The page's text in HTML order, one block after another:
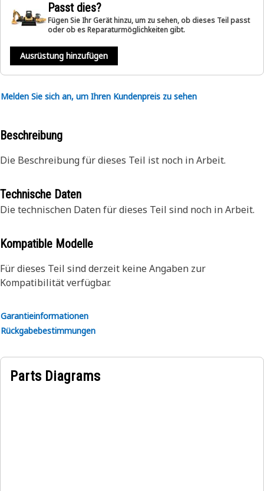
Passt dies?
Fügen Sie Ihr Gerät hinzu, um zu sehen, ob dieses Teil passt
oder ob es Reparaturmöglichkeiten gibt.
Ausrüstung hinzufügen
Melden Sie sich an, um Ihren Kundenpreis zu sehen
Beschreibung
Die Beschreibung für dieses Teil ist noch in Arbeit.
Technische Daten
Die technischen Daten für dieses Teil sind noch in Arbeit.
Kompatible Modelle
Für dieses Teil sind derzeit keine Angaben zur
Kompatibilität verfügbar.
Garantieinformationen
Rückgabebestimmungen
Parts Diagrams